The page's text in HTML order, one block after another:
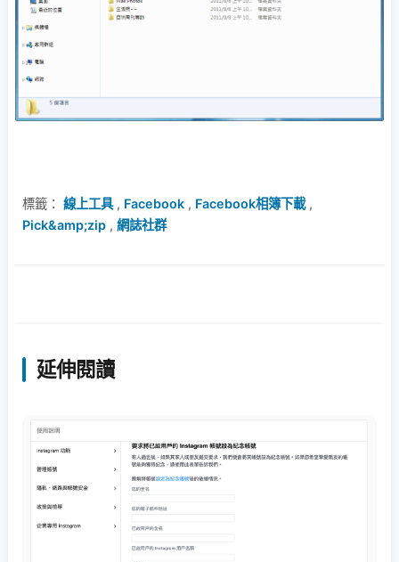
標籤： 線上工具, Facebook , Facebook相簿下載,
Pick&amp;zip , 網誌社群
延伸閱讀